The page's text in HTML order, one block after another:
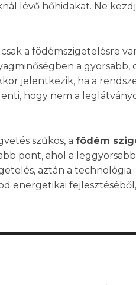
lévő hőhidakat. Ne
a födémszigetelésre
a
jelentkezik, ha a
hogy nem a
szűkös, a födém
pont, ahol a
aztán a
energetikai